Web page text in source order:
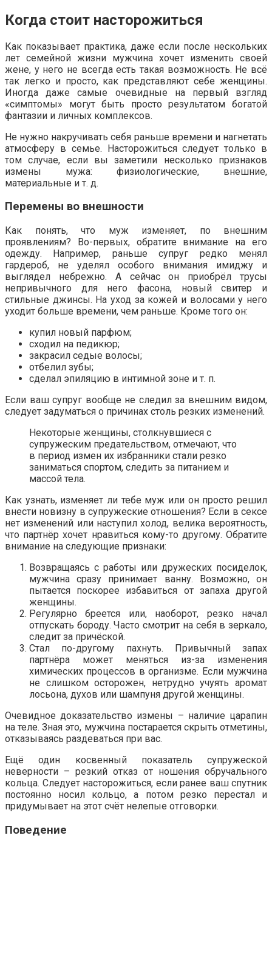
Когда стоит насторожиться
Как показывает практика, даже если после нескольких
лет семейной жизни мужчина хочет изменить своей
жене, у него не всегда есть такая возможность. Не всё
так легко и просто, как представляют себе женщины.
Иногда даже самые очевидные на первый взгляд
«симптомы» могут быть просто результатом богатой
фантазии и личных комплексов.
Не нужно накручивать себя раньше времени и нагнетать
атмосферу в семье. Насторожиться следует только в
том случае, если вы заметили несколько признаков
измены мужа: физиологические, внешние,
материальные и т. д.
Перемены во внешности
Как понять, что муж изменяет, по внешним
проявлениям? Во-первых, обратите внимание на его
одежду. Например, раньше супруг редко менял
гардероб, не уделял особого внимания имиджу и
выглядел небрежно. А сейчас он приобрёл трусы
непривычного для него фасона, новый свитер и
стильные джинсы. На уход за кожей и волосами у него
уходит больше времени, чем раньше. Кроме того он:
купил новый парфюм;
сходил на педикюр;
закрасил седые волосы;
отбелил зубы;
сделал эпиляцию в интимной зоне и т. п.
Если ваш супруг вообще не следил за внешним видом,
следует задуматься о причинах столь резких изменений.
Некоторые женщины, столкнувшиеся с
супружеским предательством, отмечают, что
в период измен их избранники стали резко
заниматься спортом, следить за питанием и
массой тела.
Как узнать, изменяет ли тебе муж или он просто решил
внести новизну в супружеские отношения? Если в сексе
нет изменений или наступил холод, велика вероятность,
что партнёр хочет нравиться кому-то другому. Обратите
внимание на следующие признаки:
Возвращаясь с работы или дружеских посиделок,
мужчина сразу принимает ванну. Возможно, он
пытается поскорее избавиться от запаха другой
женщины.
Регулярно бреется или, наоборот, резко начал
отпускать бороду. Часто смотрит на себя в зеркало,
следит за причёской.
Стал по-другому пахнуть. Привычный запах
партнёра может меняться из-за изменения
химических процессов в организме. Если мужчина
не слишком осторожен, нетрудно учуять аромат
лосьона, духов или шампуня другой женщины.
Очевидное доказательство измены – наличие царапин
на теле. Зная это, мужчина постарается скрыть отметины,
отказываясь раздеваться при вас.
Ещё один косвенный показатель супружеской
неверности – резкий отказ от ношения обручального
кольца. Следует насторожиться, если ранее ваш спутник
постоянно носил кольцо, а потом резко перестал и
придумывает на этот счёт нелепые отговорки.
Поведение